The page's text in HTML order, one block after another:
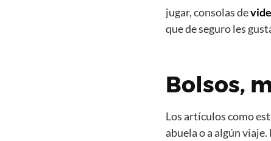
jugar, consolas de
que de seguro les
Bolsos,
Los artículos como
abuela o a algún